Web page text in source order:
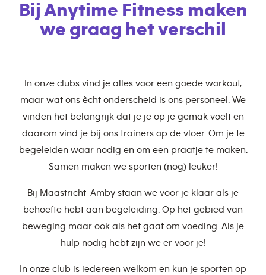
Bij Anytime Fitness maken
we graag het verschil
In onze clubs vind je alles voor een goede workout,
maar wat ons ècht onderscheid is ons personeel. We
vinden het belangrijk dat je je op je gemak voelt en
daarom vind je bij ons trainers op de vloer. Om je te
begeleiden waar nodig en om een praatje te maken.
Samen maken we sporten (nog) leuker!
Bij Maastricht-Amby staan we voor je klaar als je
behoefte hebt aan begeleiding. Op het gebied van
beweging maar ook als het gaat om voeding. Als je
hulp nodig hebt zijn we er voor je!
In onze club is iedereen welkom en kun je sporten op